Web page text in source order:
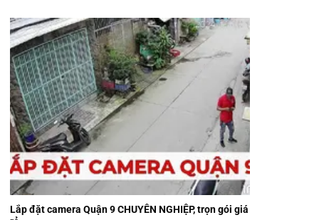
Lắp đặt camera Quận 9​ CHUYÊN NGHIỆP, trọn gói giá